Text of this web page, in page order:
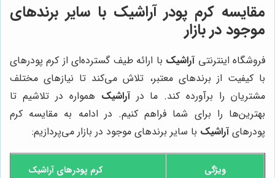
مقایسه کرم پودرآراشیک با سایر برندهای
موجود در بازار
فروشگاه اینترنتیآراشیک با ارائه طیف گسترده‌ای از کرم پودرهای
با کیفیت از برندهای معتبر، تلاش می‌کند تا نیازهای مختلف
مشتریان را برآورده کند. ما درآراشیک همواره در تلاشیم تا
بهترین‌ها را برای شما فراهم کنیم. در ادامه به مقایسه کرم
پودرهایآراشیک با سایر برندهای موجود در بازار می‌پردازیم:
ویژگی کرم پودرهای آراشیک